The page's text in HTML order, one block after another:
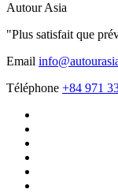
Autour Asia
"Plus satisfait que
Email
Téléphone +84 971